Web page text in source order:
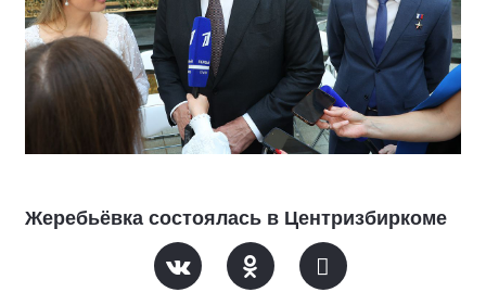
Жеребьёвка состоялась в Центризбиркоме